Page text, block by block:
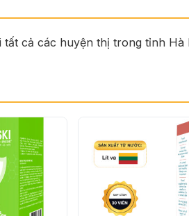
cả các huyện thị trong tỉnh Hà